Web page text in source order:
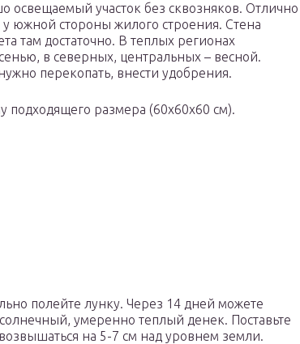
освещаемый участок без сквозняков. Отлично
южной стороны жилого строения. Стена
там достаточно. В теплых регионах
в северных, центральных – весной.
перекопать, внести удобрения.
подходящего размера (60х60х60 см).
полейте лунку. Через 14 дней можете
умеренно теплый денек. Поставьте
на 5-7 см над уровнем земли.